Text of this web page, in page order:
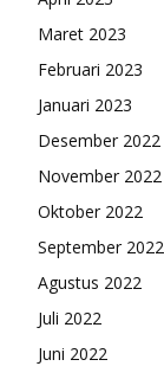
Maret 2023
Februari 2023
Januari 2023
Desember 2022
November 2022
Oktober 2022
September 2022
Agustus 2022
Juli 2022
Juni 2022